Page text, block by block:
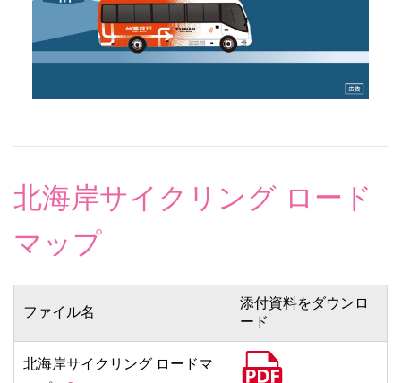
北海岸サイクリング ロード
マップ
ファイル名
添付資料をダウンロ
ード
北海岸サイクリング ロードマ